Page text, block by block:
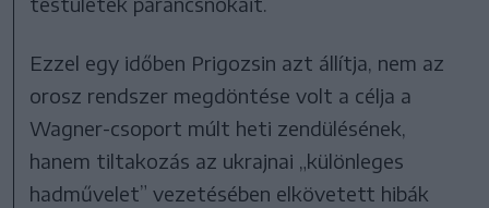
Ezzel egy időben Prigozsin azt állítja, nem az
orosz rendszer megdöntése volt a célja a
Wagner-csoport múlt heti zendülésének,
hanem tiltakozás az ukrajnai „különleges
hadművelet” vezetésében elkövetett hibák